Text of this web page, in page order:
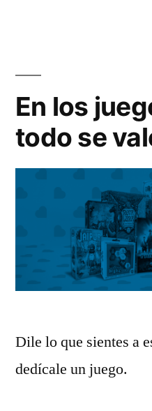
En los
todo se
Dile lo que sientes a
dedícale un juego.